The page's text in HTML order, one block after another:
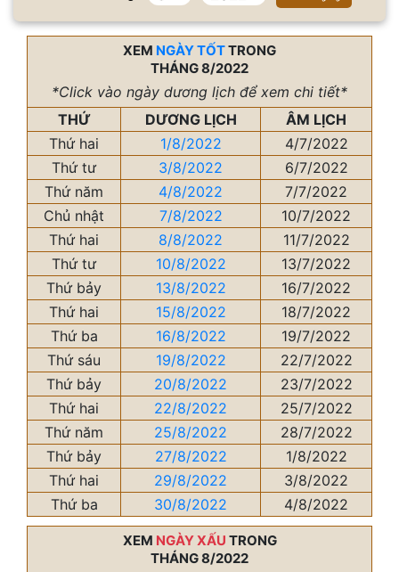
XEM NGÀY TỐTTRONG
THÁNG 8/2022
*Click vào ngày dương lịch để xem chi tiết*
THỨ
DƯƠNG LỊCH
ÂM LỊCH
Thứ hai
1/8/2022
4/7/2022
Thứ tư
3/8/2022
6/7/2022
Thứ năm
4/8/2022
7/7/2022
Chủ nhật
7/8/2022
10/7/2022
Thứ hai
8/8/2022
11/7/2022
Thứ tư
10/8/2022
13/7/2022
Thứ bảy
13/8/2022
16/7/2022
Thứ hai
15/8/2022
18/7/2022
Thứ ba
16/8/2022
19/7/2022
Thứ sáu
19/8/2022
22/7/2022
Thứ bảy
20/8/2022
23/7/2022
Thứ hai
22/8/2022
25/7/2022
Thứ năm
25/8/2022
28/7/2022
Thứ bảy
27/8/2022
1/8/2022
Thứ hai
29/8/2022
3/8/2022
Thứ ba
30/8/2022 4/8/2022
XEM NGÀY XẤU TRONG
THÁNG 8/2022